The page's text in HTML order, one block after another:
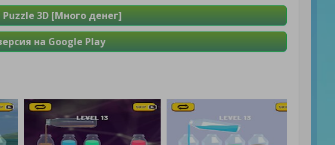
3D [Много денег]
на Google Play